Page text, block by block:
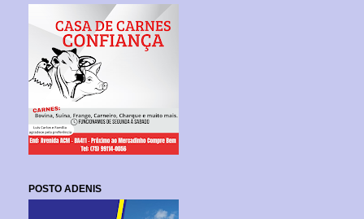
POSTO ADENIS